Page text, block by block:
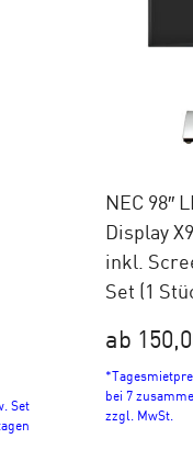
Set
NEC 98″
Display
inkl.
Set (1
ab
bei 7
zzgl. MwSt.